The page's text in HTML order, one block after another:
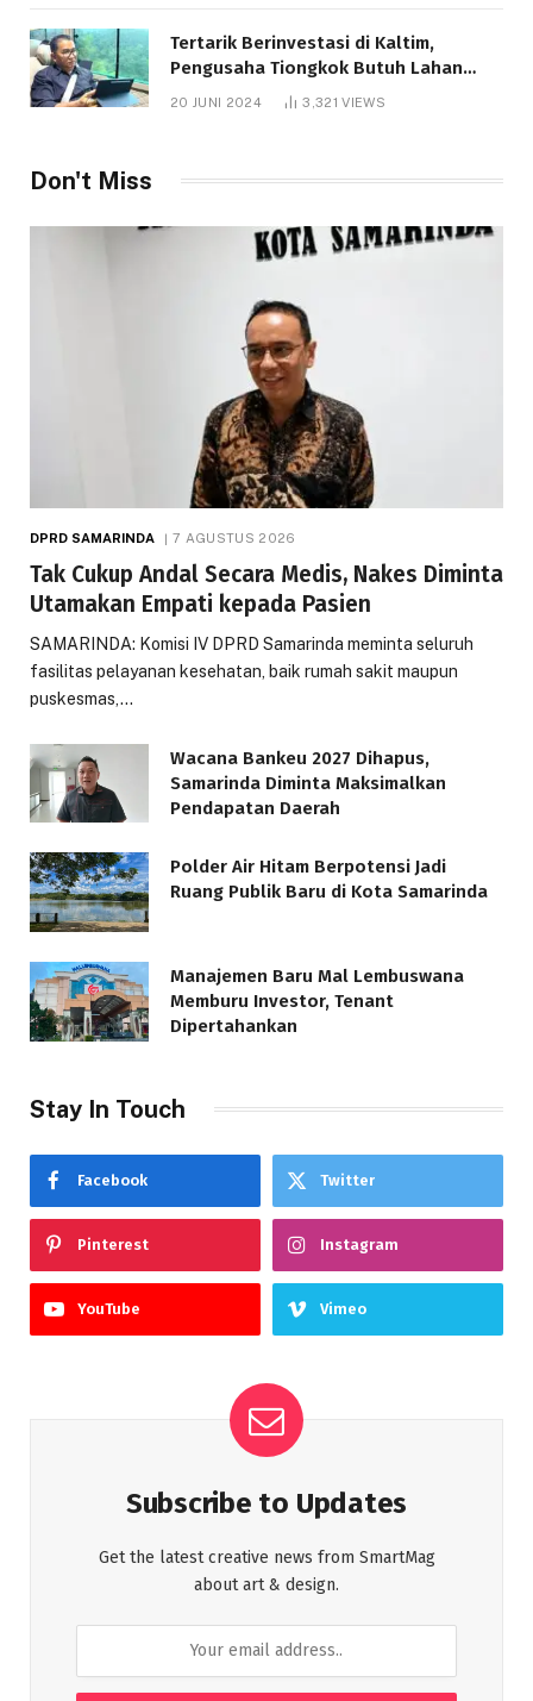
Tertarik Berinvestasi di Kaltim,
Pengusaha Tiongkok Butuh Lahan
1.000 Hektare
20 JUNI 2024 3,321VIEWS
Don't Miss
DPRD SAMARINDA 7 AGUSTUS 2026
Tak Cukup Andal Secara Medis, Nakes Diminta
Utamakan Empati kepada Pasien
SAMARINDA: Komisi IV DPRD Samarinda meminta seluruh
fasilitas pelayanan kesehatan, baik rumah sakit maupun
puskesmas,…
Wacana Bankeu 2027 Dihapus,
Samarinda Diminta Maksimalkan
Pendapatan Daerah
Polder Air Hitam Berpotensi Jadi
Ruang Publik Baru di Kota Samarinda
Manajemen Baru Mal Lembuswana
Memburu Investor, Tenant
Dipertahankan
Stay In Touch
Facebook Twitter
Pinterest Instagram
YouTube Vimeo
Subscribe to Updates
Get the latest creative news from SmartMag
about art & design.